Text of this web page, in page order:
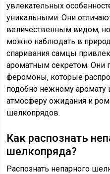
увлекательных
уникальными. Они
величественным видом,
можно наблюдать в
спаривания самцы
ароматным секретом. Они
феромоны, которые
подобно нежному аромату
атмосферу ожидания и
шелкопрядов.
Как распознать
шелкопряда?
Распознать непарного